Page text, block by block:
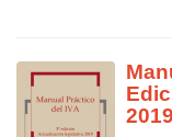
2019